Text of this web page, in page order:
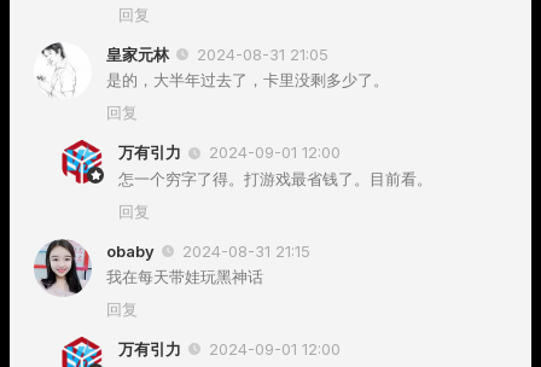
回复
皇家元林
2024-08-31 21:05
是的，大半年过去了，卡里没剩多少了。
回复
万有引力
2024-09-01 12:00
怎一个穷字了得。打游戏最省钱了。目前看。
回复
obaby
2024-08-31 21:15
我在每天带娃玩黑神话
回复
万有引力
2024-09-01 12:00